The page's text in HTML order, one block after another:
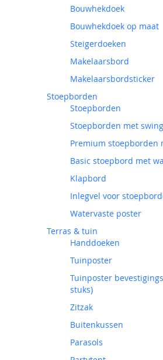
Bouwhekdoek
Bouwhekdoek op maat
Steigerdoeken
Makelaarsbord
Makelaarsbordsticker
Stoepborden
Stoepborden
Stoepborden met
Premium stoepborden
Basic stoepbord met
Klapbord
Inlegvel voor
Watervaste poster
Terras & tuin
Handdoeken
Tuinposter
Tuinposter
stuks)
Zitzak
Buitenkussen
Parasols